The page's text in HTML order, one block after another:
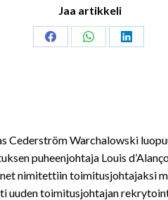
Jaa artikkeli
Share
Share
Share
Cederström Warchalowski
puheenjohtaja Louis
nimitettiin toimitusjohtajaksi
uuden toimitusjohtajan